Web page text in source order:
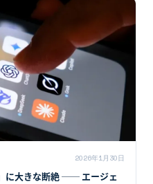
2026年1月30日
に大きな断絶 ── エージェ